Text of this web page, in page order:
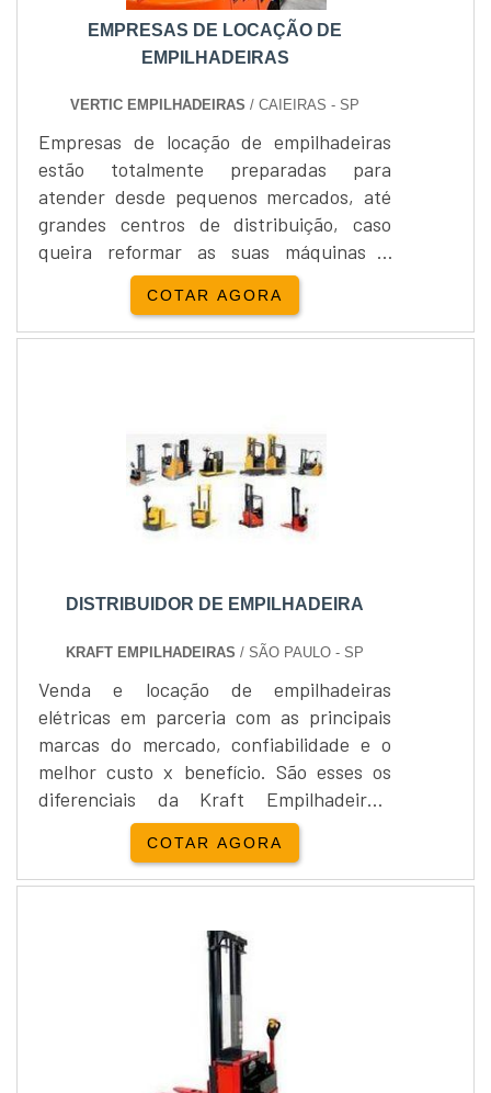
EMPRESAS DE LOCAÇÃO DE
EMPILHADEIRAS
VERTIC EMPILHADEIRAS / CAIEIRAS - SP
Empresas de locação de empilhadeiras
estão totalmente preparadas para
atender desde pequenos mercados, até
grandes centros de distribuição, caso
queira reformar as suas máquinas a
empresa de aluguel também poderá
realizar este serviço, os técnicos e
profissionais são capacitados para
trocas de peças, Disponibilizam
assistência, Muit....
COTAR AGORA
DISTRIBUIDOR DE EMPILHADEIRA
KRAFT EMPILHADEIRAS / SÃO PAULO - SP
Venda e locação de empilhadeiras
elétricas em parceria com as principais
marcas do mercado, confiabilidade e o
melhor custo x benefício. São esses os
diferenciais da Kraft Empilhadeiras,
Distribuidor de empilhadeira.Como
Distribuidor de empilhadeira trabalha com
todos os modelos de equipamentos das
Toyota, Crown e Yale.Além disso,
disponibiliza para locação, equipamentos
novos das marcas Still, Junghe....
COTAR AGORA